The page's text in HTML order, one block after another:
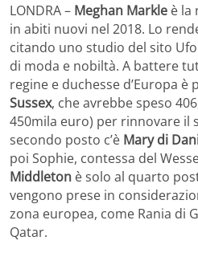
LONDRA – Meghan Markle è la
in abiti nuovi nel 2018. Lo
citando uno studio del sito
di moda e nobiltà. A battere
regine e duchesse d’Europa è
Sussex, che avrebbe speso
450mila euro) per rinnovare il
secondo posto c’è Mary di
poi Sophie, contessa del
Middleton è solo al quarto
vengono prese in
zona europea, come Rania di
Qatar.